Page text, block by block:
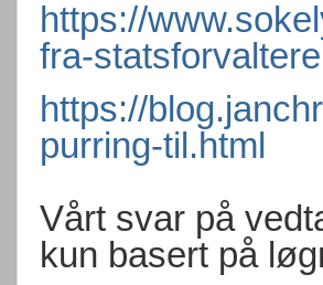
https://
fra-
https://
purring-til.html
Vårt svar på
kun basert på